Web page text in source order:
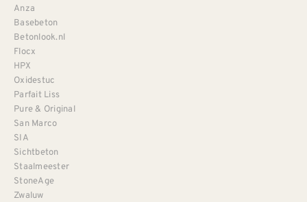
Anza
Basebeton
Betonlook.nl
Flocx
HPX
Oxidestuc
Parfait Liss
Pure & Original
San Marco
SIA
Sichtbeton
Staalmeester
StoneAge
Zwaluw